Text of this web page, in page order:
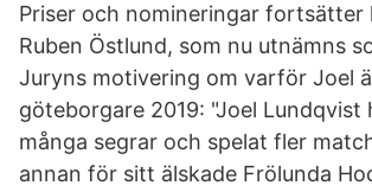
Priser och nomineringar fortsätter
Ruben Östlund, som nu utnämns
Juryns motivering om varför Joel
göteborgare 2019: "Joel Lundqvist
många segrar och spelat fler
annan för sitt älskade Frölunda